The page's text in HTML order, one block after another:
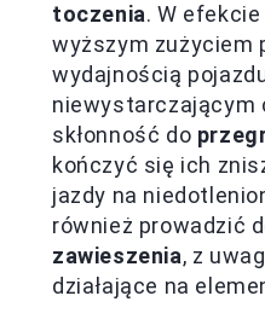
toczenia. W
wyższym zużyciem
wydajnością
niewystarczającym
skłonność do
kończyć się ich
jazdy na
również prowadzić
zawieszenia, z
działające na